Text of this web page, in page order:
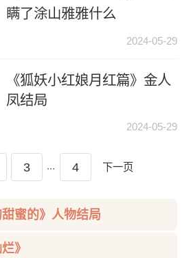
瞒了涂山雅雅什么
2024-05-29
《狐妖小红娘月红篇》金人
凤结局
2024-05-29
3 ... 4 下一页
甜蜜的》人物结局
》